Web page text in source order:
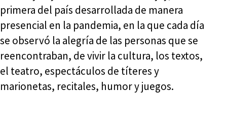
primera del país desarrollada de manera
presencial en la pandemia, en la que cada día
se observó la alegría de las personas que se
reencontraban, de vivir la cultura, los textos,
el teatro, espectáculos de títeres y
marionetas, recitales, humor y juegos.